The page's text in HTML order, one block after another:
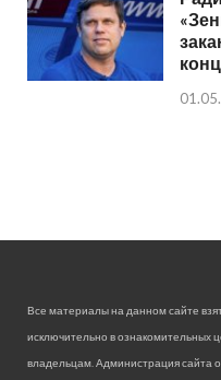
Все материалы на данном сайте
исключительно в ознакомительных
владельцам. Администрация сайта